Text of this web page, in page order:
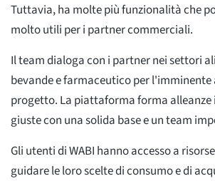
Tuttavia, ha molte più funzionalità che
molto utili per i partner commerciali.
Il team dialoga con i partner nei settori
bevande e farmaceutico per l'imminente
progetto. La piattaforma forma alleanze
giuste con una solida base e un team
Gli utenti di WABI hanno accesso a
guidare le loro scelte di consumo e di